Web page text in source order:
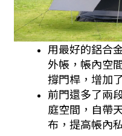
用最好的鋁合
外帳，帳內空
撐門桿，增加
前門還多了兩
庭空間，自帶
布，提高帳內